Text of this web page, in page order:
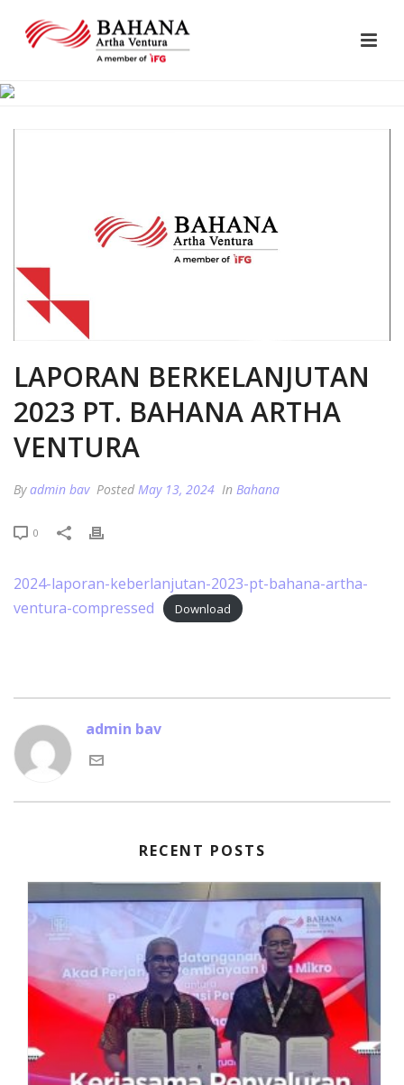
LAPORAN BERKELANJUTAN
2023 PT. BAHANA ARTHA
VENTURA
Byadmin bav Posted May 13, 2024 In Bahana
0
2024-laporan-keberlanjutan-2023-pt-bahana-artha-
ventura-compressed
Download
admin bav
RECENT POSTS